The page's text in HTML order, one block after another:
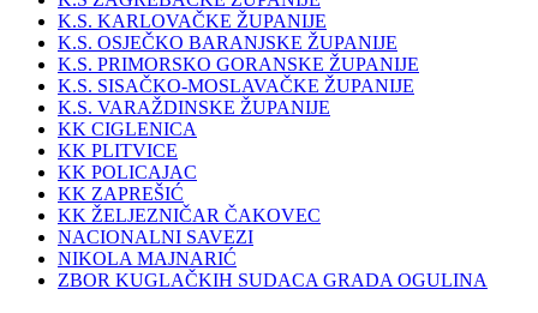
K.S. KARLOVAČKE ŽUPANIJE
K.S. OSJEČKO BARANJSKE ŽUPANIJE
K.S. PRIMORSKO GORANSKE ŽUPANIJE
K.S. SISAČKO-MOSLAVAČKE ŽUPANIJE
K.S. VARAŽDINSKE ŽUPANIJE
KK CIGLENICA
KK PLITVICE
KK POLICAJAC
KK ZAPREŠIĆ
KK ŽELJEZNIČAR ČAKOVEC
NACIONALNI SAVEZI
NIKOLA MAJNARIĆ
ZBOR KUGLAČKIH SUDACA GRADA OGULINA